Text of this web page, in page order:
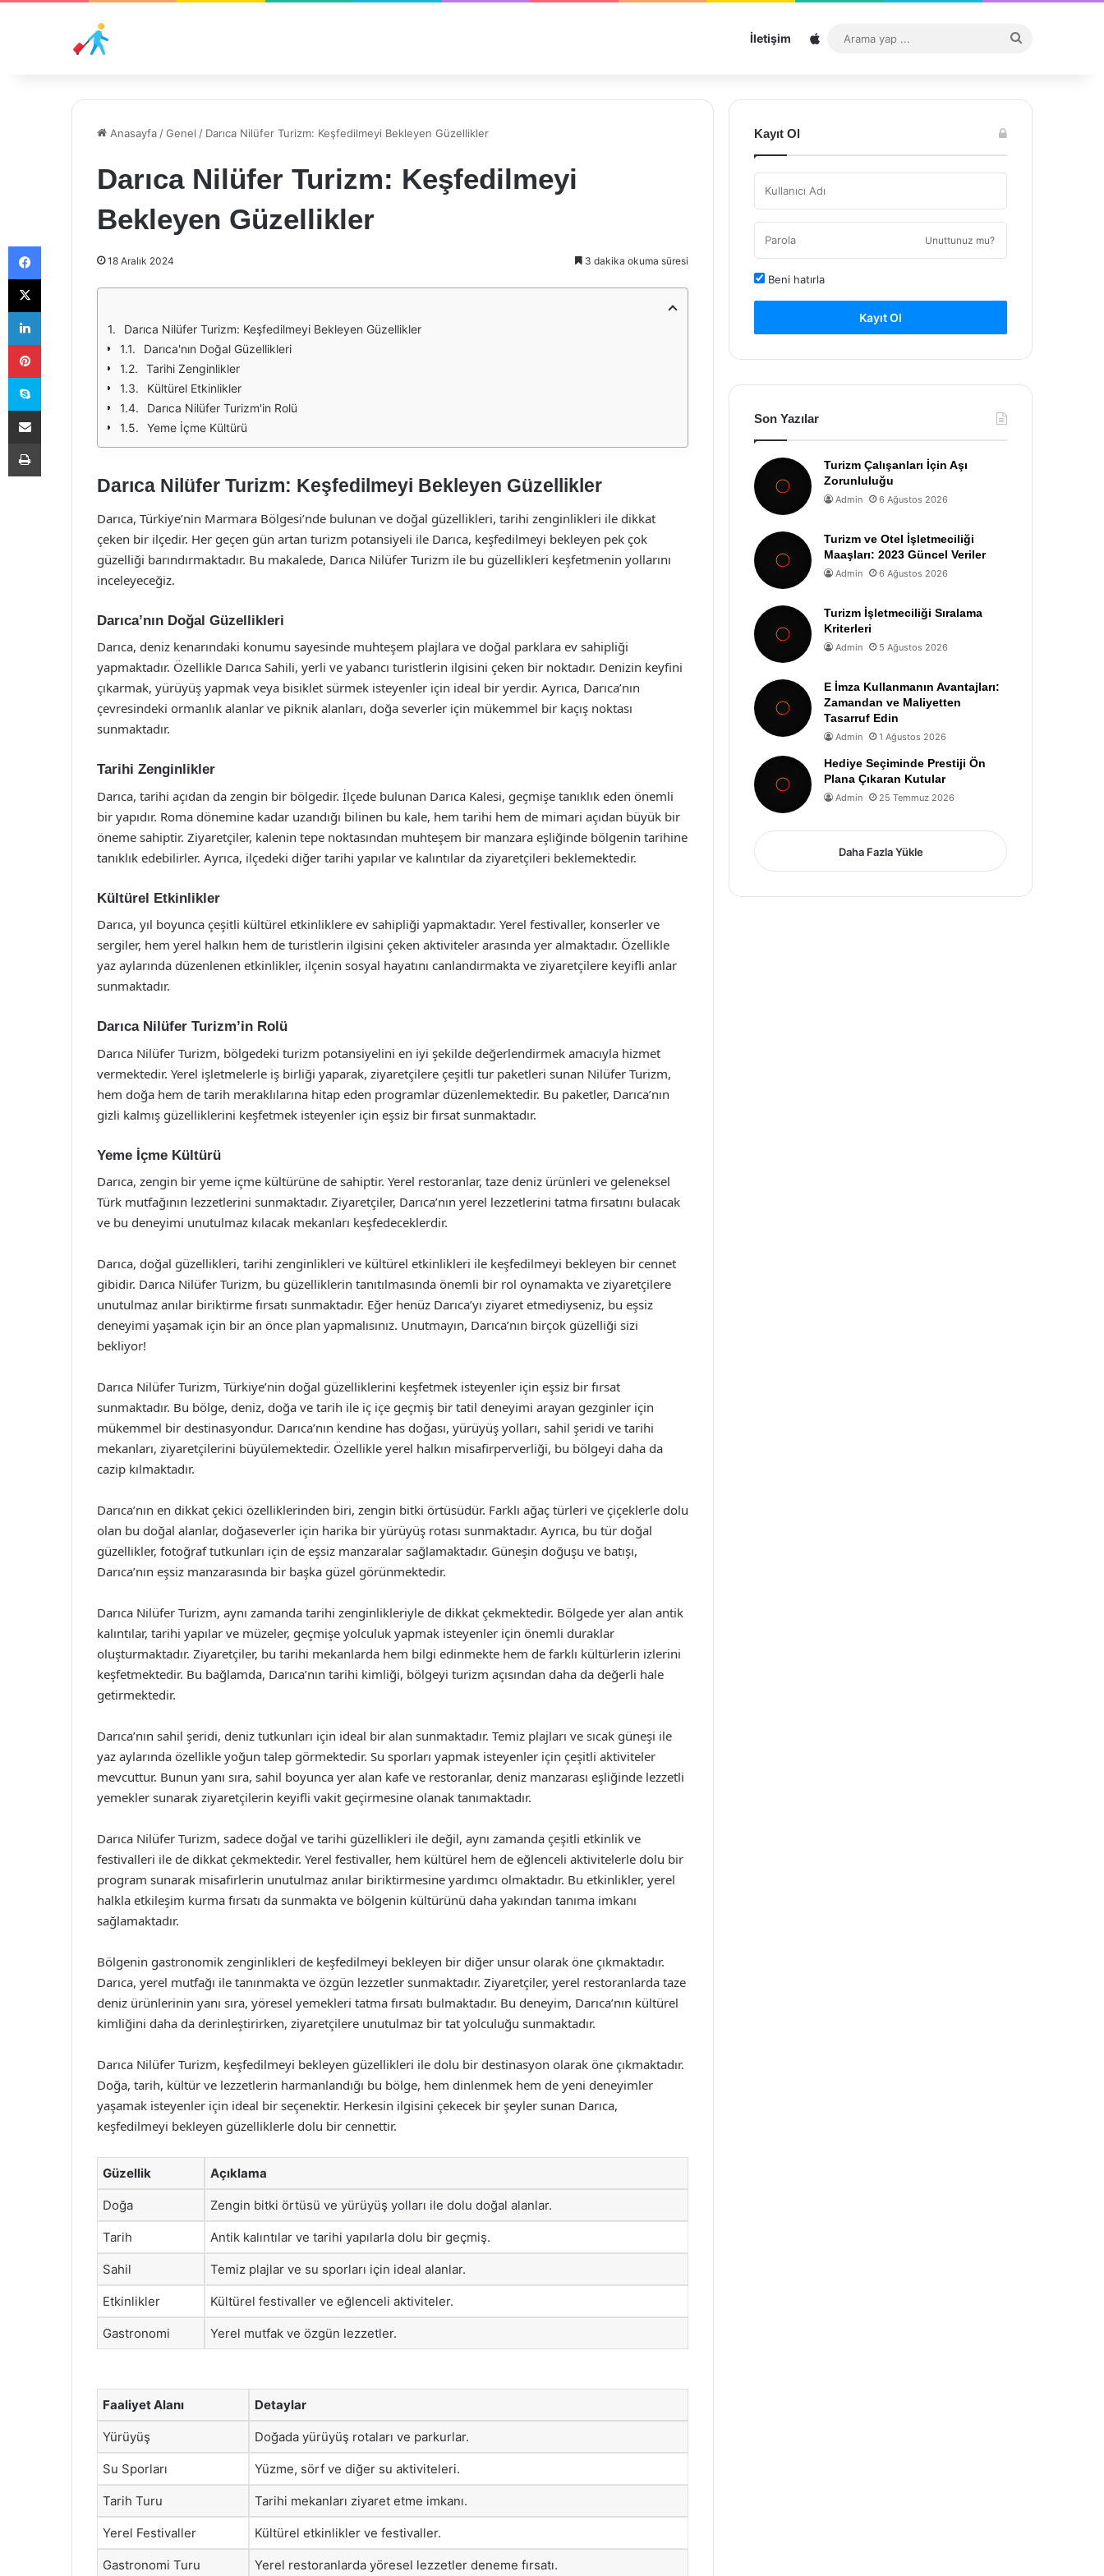
İletişim Sitemap
...
Anasayfa /Genel / Darıca Nilüfer Turizm: Keşfedilmeyi Bekleyen Güzellikler
Darıca Nilüfer Turizm: Keşfedilmeyi
Bekleyen Güzellikler
18 Aralık 2024 3 dakika okuma süresi
Darıca Nilüfer Turizm: Keşfedilmeyi Bekleyen Güzellikler
Darıca'nın Doğal Güzellikleri
Tarihi Zenginlikler
Kültürel Etkinlikler
Darıca Nilüfer Turizm'in Rolü
Yeme İçme Kültürü
Darıca Nilüfer Turizm: Keşfedilmeyi Bekleyen Güzellikler
Darıca, Türkiye’nin Marmara Bölgesi’nde bulunan ve doğal güzellikleri, tarihi zenginlikleri ile dikkat
çeken bir ilçedir. Her geçen gün artan turizm potansiyeli ile Darıca, keşfedilmeyi bekleyen pek çok
güzelliği barındırmaktadır. Bu makalede, Darıca Nilüfer Turizm ile bu güzellikleri keşfetmenin yollarını
inceleyeceğiz.
Darıca’nın Doğal Güzellikleri
Darıca, deniz kenarındaki konumu sayesinde muhteşem plajlara ve doğal parklara ev sahipliği
yapmaktadır. Özellikle Darıca Sahili, yerli ve yabancı turistlerin ilgisini çeken bir noktadır. Denizin keyfini
çıkarmak, yürüyüş yapmak veya bisiklet sürmek isteyenler için ideal bir yerdir. Ayrıca, Darıca’nın
çevresindeki ormanlık alanlar ve piknik alanları, doğa severler için mükemmel bir kaçış noktası
sunmaktadır.
Tarihi Zenginlikler
Darıca, tarihi açıdan da zengin bir bölgedir. İlçede bulunan Darıca Kalesi, geçmişe tanıklık eden önemli
bir yapıdır. Roma dönemine kadar uzandığı bilinen bu kale, hem tarihi hem de mimari açıdan büyük bir
öneme sahiptir. Ziyaretçiler, kalenin tepe noktasından muhteşem bir manzara eşliğinde bölgenin tarihine
tanıklık edebilirler. Ayrıca, ilçedeki diğer tarihi yapılar ve kalıntılar da ziyaretçileri beklemektedir.
Kültürel Etkinlikler
Darıca, yıl boyunca çeşitli kültürel etkinliklere ev sahipliği yapmaktadır. Yerel festivaller, konserler ve
sergiler, hem yerel halkın hem de turistlerin ilgisini çeken aktiviteler arasında yer almaktadır. Özellikle
yaz aylarında düzenlenen etkinlikler, ilçenin sosyal hayatını canlandırmakta ve ziyaretçilere keyifli anlar
sunmaktadır.
Darıca Nilüfer Turizm’in Rolü
Darıca Nilüfer Turizm, bölgedeki turizm potansiyelini en iyi şekilde değerlendirmek amacıyla hizmet
vermektedir. Yerel işletmelerle iş birliği yaparak, ziyaretçilere çeşitli tur paketleri sunan Nilüfer Turizm,
hem doğa hem de tarih meraklılarına hitap eden programlar düzenlemektedir. Bu paketler, Darıca’nın
gizli kalmış güzelliklerini keşfetmek isteyenler için eşsiz bir fırsat sunmaktadır.
Yeme İçme Kültürü
Darıca, zengin bir yeme içme kültürüne de sahiptir. Yerel restoranlar, taze deniz ürünleri ve geleneksel
Türk mutfağının lezzetlerini sunmaktadır. Ziyaretçiler, Darıca’nın yerel lezzetlerini tatma fırsatını bulacak
ve bu deneyimi unutulmaz kılacak mekanları keşfedeceklerdir.
Darıca, doğal güzellikleri, tarihi zenginlikleri ve kültürel etkinlikleri ile keşfedilmeyi bekleyen bir cennet
gibidir. Darıca Nilüfer Turizm, bu güzelliklerin tanıtılmasında önemli bir rol oynamakta ve ziyaretçilere
unutulmaz anılar biriktirme fırsatı sunmaktadır. Eğer henüz Darıca’yı ziyaret etmediyseniz, bu eşsiz
deneyimi yaşamak için bir an önce plan yapmalısınız. Unutmayın, Darıca’nın birçok güzelliği sizi
bekliyor!
Darıca Nilüfer Turizm, Türkiye’nin doğal güzelliklerini keşfetmek isteyenler için eşsiz bir fırsat
sunmaktadır. Bu bölge, deniz, doğa ve tarih ile iç içe geçmiş bir tatil deneyimi arayan gezginler için
mükemmel bir destinasyondur. Darıca’nın kendine has doğası, yürüyüş yolları, sahil şeridi ve tarihi
mekanları, ziyaretçilerini büyülemektedir. Özellikle yerel halkın misafirperverliği, bu bölgeyi daha da
cazip kılmaktadır.
Darıca’nın en dikkat çekici özelliklerinden biri, zengin bitki örtüsüdür. Farklı ağaç türleri ve çiçeklerle dolu
olan bu doğal alanlar, doğaseverler için harika bir yürüyüş rotası sunmaktadır. Ayrıca, bu tür doğal
güzellikler, fotoğraf tutkunları için de eşsiz manzaralar sağlamaktadır. Güneşin doğuşu ve batışı,
Darıca’nın eşsiz manzarasında bir başka güzel görünmektedir.
Darıca Nilüfer Turizm, aynı zamanda tarihi zenginlikleriyle de dikkat çekmektedir. Bölgede yer alan antik
kalıntılar, tarihi yapılar ve müzeler, geçmişe yolculuk yapmak isteyenler için önemli duraklar
oluşturmaktadır. Ziyaretçiler, bu tarihi mekanlarda hem bilgi edinmekte hem de farklı kültürlerin izlerini
keşfetmektedir. Bu bağlamda, Darıca’nın tarihi kimliği, bölgeyi turizm açısından daha da değerli hale
getirmektedir.
Darıca’nın sahil şeridi, deniz tutkunları için ideal bir alan sunmaktadır. Temiz plajları ve sıcak güneşi ile
yaz aylarında özellikle yoğun talep görmektedir. Su sporları yapmak isteyenler için çeşitli aktiviteler
mevcuttur. Bunun yanı sıra, sahil boyunca yer alan kafe ve restoranlar, deniz manzarası eşliğinde lezzetli
yemekler sunarak ziyaretçilerin keyifli vakit geçirmesine olanak tanımaktadır.
Darıca Nilüfer Turizm, sadece doğal ve tarihi güzellikleri ile değil, aynı zamanda çeşitli etkinlik ve
festivalleri ile de dikkat çekmektedir. Yerel festivaller, hem kültürel hem de eğlenceli aktivitelerle dolu bir
program sunarak misafirlerin unutulmaz anılar biriktirmesine yardımcı olmaktadır. Bu etkinlikler, yerel
halkla etkileşim kurma fırsatı da sunmakta ve bölgenin kültürünü daha yakından tanıma imkanı
sağlamaktadır.
Bölgenin gastronomik zenginlikleri de keşfedilmeyi bekleyen bir diğer unsur olarak öne çıkmaktadır.
Darıca, yerel mutfağı ile tanınmakta ve özgün lezzetler sunmaktadır. Ziyaretçiler, yerel restoranlarda taze
deniz ürünlerinin yanı sıra, yöresel yemekleri tatma fırsatı bulmaktadır. Bu deneyim, Darıca’nın kültürel
kimliğini daha da derinleştirirken, ziyaretçilere unutulmaz bir tat yolculuğu sunmaktadır.
Darıca Nilüfer Turizm, keşfedilmeyi bekleyen güzellikleri ile dolu bir destinasyon olarak öne çıkmaktadır.
Doğa, tarih, kültür ve lezzetlerin harmanlandığı bu bölge, hem dinlenmek hem de yeni deneyimler
yaşamak isteyenler için ideal bir seçenektir. Herkesin ilgisini çekecek bir şeyler sunan Darıca,
keşfedilmeyi bekleyen güzelliklerle dolu bir cennettir.
Güzellik Açıklama
Doğa Zengin bitki örtüsü ve yürüyüş yolları ile dolu doğal alanlar.
Tarih Antik kalıntılar ve tarihi yapılarla dolu bir geçmiş.
Sahil Temiz plajlar ve su sporları için ideal alanlar.
Etkinlikler Kültürel festivaller ve eğlenceli aktiviteler.
Gastronomi Yerel mutfak ve özgün lezzetler.
Faaliyet Alanı Detaylar
Yürüyüş Doğada yürüyüş rotaları ve parkurlar.
Su Sporları Yüzme, sörf ve diğer su aktiviteleri.
Tarih Turu Tarihi mekanları ziyaret etme imkanı.
Yerel Festivaller Kültürel etkinlikler ve festivaller.
Gastronomi Turu Yerel restoranlarda yöresel lezzetler deneme fırsatı.
Kayıt Ol
Unuttunuz mu?
Beni hatırla
Kayıt Ol
Son Yazılar
Turizm Çalışanları İçin Aşı
Zorunluluğu
Admin 6 Ağustos 2026
Turizm ve Otel İşletmeciliği
Maaşları: 2023 Güncel Veriler
Admin 6 Ağustos 2026
Turizm İşletmeciliği Sıralama
Kriterleri
Admin 5 Ağustos 2026
E İmza Kullanmanın Avantajları:
Zamandan ve Maliyetten
Tasarruf Edin
Admin 1 Ağustos 2026
Hediye Seçiminde Prestiji Ön
Plana Çıkaran Kutular
Admin 25 Temmuz 2026
Daha Fazla Yükle
Facebook
X
LinkedIn
Pinterest
Skype
E-Posta ile paylaş